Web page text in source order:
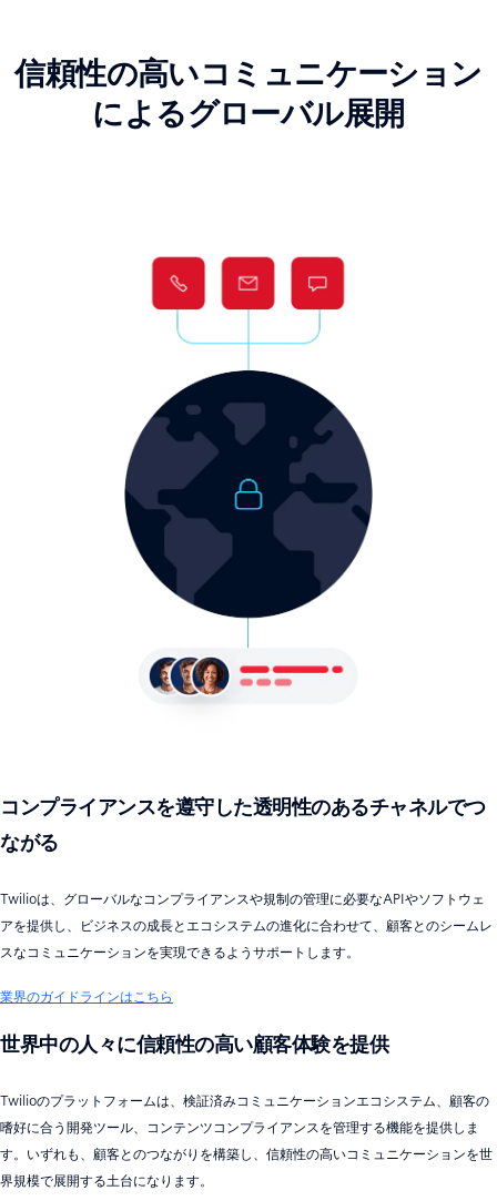
信頼性の高いコミュニケーション
によるグローバル展開
コンプライアンスを遵守した透明性のあるチャネルでつ
ながる
Twilioは、グローバルなコンプライアンスや規制の管理に必要なAPIやソフトウェ
アを提供し、ビジネスの成長とエコシステムの進化に合わせて、顧客とのシームレ
スなコミュニケーションを実現できるようサポートします。
業界のガイドラインはこちら
世界中の人々に信頼性の高い顧客体験を提供
Twilioのプラットフォームは、検証済みコミュニケーションエコシステム、顧客の
嗜好に合う開発ツール、コンテンツコンプライアンスを管理する機能を提供しま
す。いずれも、顧客とのつながりを構築し、信頼性の高いコミュニケーションを世
界規模で展開する土台になります。